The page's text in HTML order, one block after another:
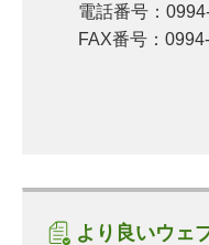
電話番号：
FAX番号：
より良いウェ